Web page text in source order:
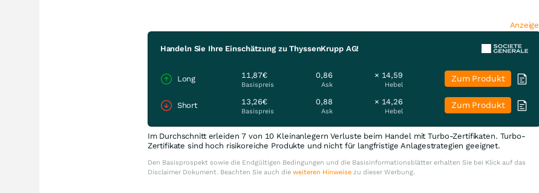
Anzeige
Handeln Sie Ihre Einschätzung zu ThyssenKrupp AG!
Long 11,87€
Basispreis
0,86
Ask
× 14,59
Hebel
Zum Produkt
Short 13,26€
Basispreis
0,88
Ask
× 14,26
Hebel
Zum Produkt
Im Durchschnitt erleiden 7 von 10 Kleinanlegern Verluste beim Handel mit Turbo-Zertifikaten. Turbo-
Zertifikate sind hoch risikoreiche Produkte und nicht für langfristige Anlagestrategien geeignet.
Den Basisprospekt sowie die Endgültigen Bedingungen und die Basisinformationsblätter erhalten Sie bei Klick auf das
Disclaimer Dokument. Beachten Sie auch die weiteren Hinweisezu dieser Werbung.